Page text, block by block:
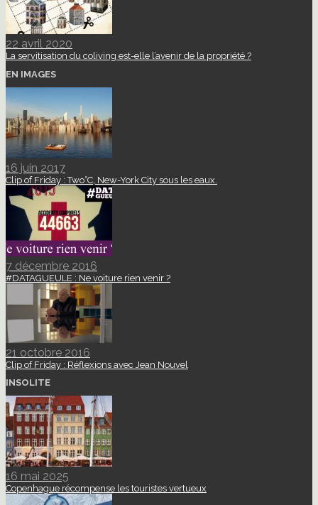
22 avril 2020
La servitisation du coliving est-elle l’avenir de la propriété ?
EN IMAGES
16 juin 2017
Clip of Friday : Two°C, New-York City sous les eaux.
7 décembre 2016
#DATAGUEULE : Ne voiture rien venir ?
21 octobre 2016
Clip of Friday : Réflexions avec Jean Nouvel
INSOLITE
16 mai 2025
Copenhague récompense les touristes vertueux